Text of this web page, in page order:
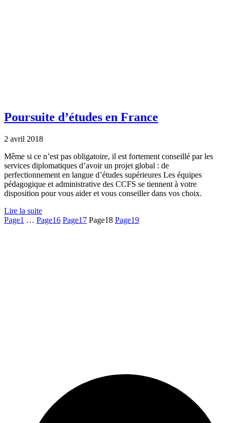
Poursuite d’études en France
2 avril 2018
Même si ce n’est pas obligatoire, il est fortement conseillé par les
services diplomatiques d’avoir un projet global : de
perfectionnement en langue d’études supérieures Les équipes
pédagogique et administrative des CCFS se tiennent à votre
disposition pour vous aider et vous conseiller dans vos choix.
Lire la suite
Page1 … Page16 Page17 Page18 Page19